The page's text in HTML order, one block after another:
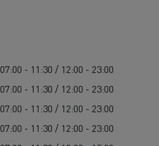
07:00 - 11:30 / 12:00 - 23:00
07:00 - 11:30 / 12:00 - 23:00
07:00 - 11:30 / 12:00 - 23:00
07:00 - 11:30 / 12:00 - 23:00